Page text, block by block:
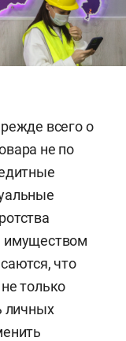
всего о
не по
имуществом
что
только
личных